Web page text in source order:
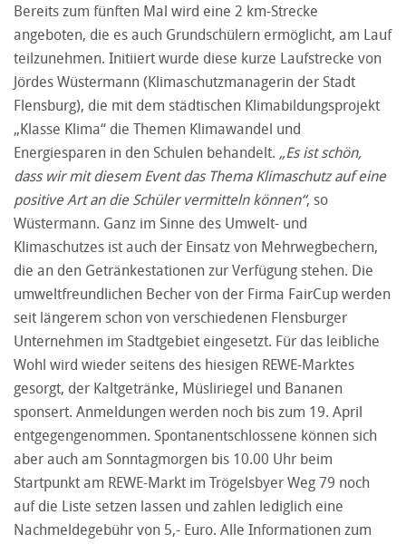
Bereits zum fünften Mal wird eine 2 km-Strecke
angeboten, die es auch Grundschülern ermöglicht, am Lauf
teilzunehmen. Initiiert wurde diese kurze Laufstrecke von
Jördes Wüstermann (Klimaschutzmanagerin der Stadt
Flensburg), die mit dem städtischen Klimabildungsprojekt
„Klasse Klima“ die Themen Klimawandel und
Energiesparen in den Schulen behandelt. „Es ist schön,
dass wir mit diesem Event das Thema Klimaschutz auf eine
positive Art an die Schüler vermitteln können“, so
Wüstermann. Ganz im Sinne des Umwelt- und
Klimaschutzes ist auch der Einsatz von Mehrwegbechern,
die an den Getränkestationen zur Verfügung stehen. Die
umweltfreundlichen Becher von der Firma FairCup werden
seit längerem schon von verschiedenen Flensburger
Unternehmen im Stadtgebiet eingesetzt. Für das leibliche
Wohl wird wieder seitens des hiesigen REWE-Marktes
gesorgt, der Kaltgetränke, Müsliriegel und Bananen
sponsert. Anmeldungen werden noch bis zum 19. April
entgegengenommen. Spontanentschlossene können sich
aber auch am Sonntagmorgen bis 10.00 Uhr beim
Startpunkt am REWE-Markt im Trögelsbyer Weg 79 noch
auf die Liste setzen lassen und zahlen lediglich eine
Nachmeldegebühr von 5,- Euro. Alle Informationen zum